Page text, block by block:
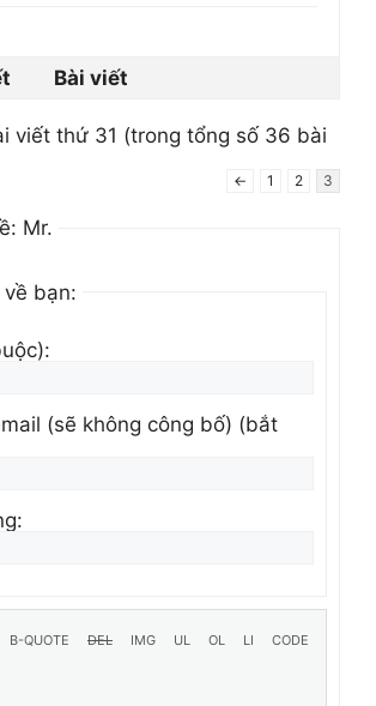
Bài viết
viết thứ 31 (trong tổng số 36 bài
← 1 2 3
Mr.
bạn:
(sẽ không công bố) (bắt